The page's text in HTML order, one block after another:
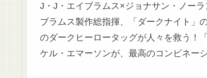
J・J・エイブラムス×ジョナサン・ノー
ブラムス製作総指揮、「ダークナイト」
のダークヒーロータッグが人々を救う！
ケル・エマーソンが、最高のコンビネー